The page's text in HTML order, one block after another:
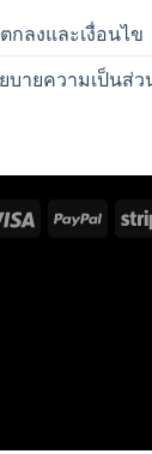
กลงและเงื่อนไข
บายความเป็นส่ว